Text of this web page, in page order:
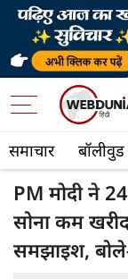
समाचार बॉलीवुड
PM मोदी ने
सोना कम
समझाइश,